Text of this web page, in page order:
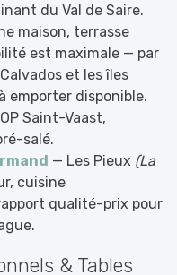
du Val de Saire.
maison, terrasse
est maximale — par
et les îles
emporter disponible.
Saint-Vaast,
salé.
— Les Pieux (La
cuisine
qualité-prix pour
& Tables